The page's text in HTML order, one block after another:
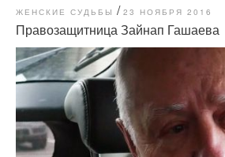
ЖЕНСКИЕ СУДЬБЫ / 23 НОЯБРЯ 2016
Правозащитница Зайнап Гашаева